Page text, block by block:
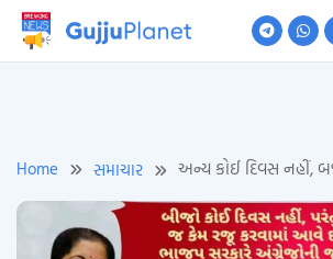
Skip
Home સમાચાર
અન્ય કોઈ દિવસ નહીં,
જ કેમ રજૂ થાય છે?